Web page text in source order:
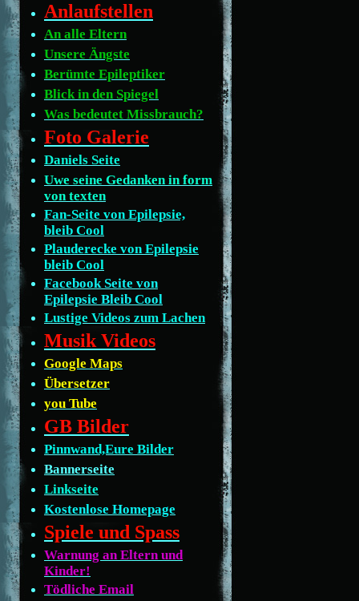
Anlaufstellen
An alle Eltern
Unsere Ängste
Berümte Epileptiker
Blick in den Spiegel
Was bedeutet Missbrauch?
Foto Galerie
Daniels Seite
Uwe seine Gedanken in form
von texten
Fan-Seite von Epilepsie,
bleib Cool
Plauderecke von Epilepsie
bleib Cool
Facebook Seite von
Epilepsie Bleib Cool
Lustige Videos zum Lachen
Musik Videos
Google Maps
Übersetzer
you Tube
GB Bilder
Pinnwand,Eure Bilder
Bannerseite
Linkseite
Kostenlose Homepage
Spiele und Spass
Warnung an Eltern und
Kinder!
Tödliche Email